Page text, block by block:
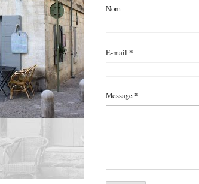
Nom
E-mail *
Message *